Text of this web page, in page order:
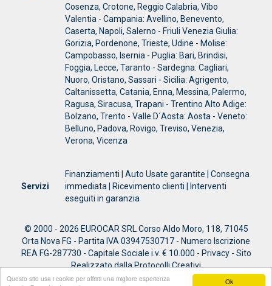
Ok
Questo sito usa i cookie per offrirti una migliore esperienza
Cosenza, Crotone, Reggio Calabria, Vibo
Valentia - Campania: Avellino, Benevento,
Caserta, Napoli, Salerno - Friuli Venezia Giulia:
Gorizia, Pordenone, Trieste, Udine - Molise:
Campobasso, Isernia - Puglia: Bari, Brindisi,
Foggia, Lecce, Taranto - Sardegna: Cagliari,
Nuoro, Oristano, Sassari - Sicilia: Agrigento,
Caltanissetta, Catania, Enna, Messina, Palermo,
Ragusa, Siracusa, Trapani - Trentino Alto Adige:
Bolzano, Trento - Valle D´Aosta: Aosta - Veneto:
Belluno, Padova, Rovigo, Treviso, Venezia,
Verona, Vicenza
Servizi
Finanziamenti | Auto Usate garantite | Consegna
immediata | Ricevimento clienti | Interventi
eseguiti in garanzia
© 2000 - 2026 EUROCAR SRL Corso Aldo Moro, 118, 71045
Orta Nova FG - Partita IVA 03947530717 - Numero Iscrizione
REA FG-287730 - Capitale Sociale i.v. € 10.000 - Privacy - Sito
Realizzato dalla Protocolli Creativi